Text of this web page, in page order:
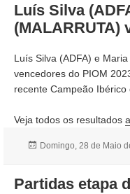
Luís Silva
(MALARRUTA)
Luís Silva (ADFA) e
vencedores do PIOM
recente Campeão Ibérico
Veja todos os resultados
Publicado
Domingo, 28 de Maio
Partidas etapa